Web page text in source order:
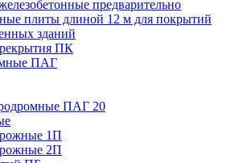
предварительно
плиты длиной 12 м для покрытий
зданий
ПК
ПАГ
ПАГ 20
1П
2П